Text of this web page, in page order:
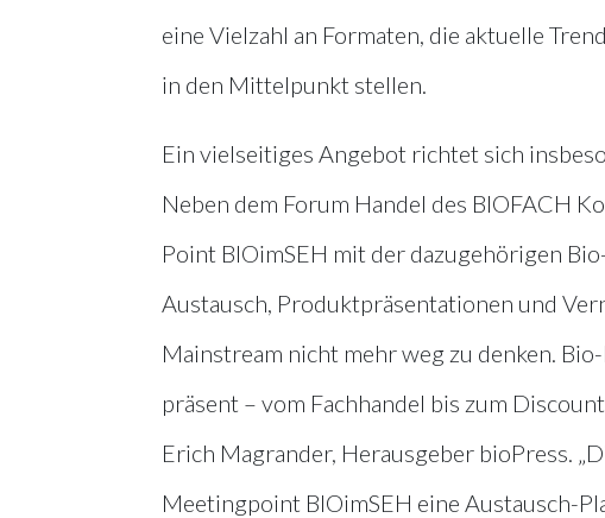
eine Vielzahl an Formaten, die aktuelle
in den Mittelpunkt stellen.
Ein vielseitiges Angebot richtet sich
Neben dem Forum Handel des BIOFACH
Point BIOimSEH mit der dazugehörigen
Austausch, Produktpräsentationen und
Mainstream nicht mehr weg zu denken.
präsent – vom Fachhandel bis zum
Erich Magrander, Herausgeber bioPress.
Meetingpoint BIOimSEH eine Austausch-